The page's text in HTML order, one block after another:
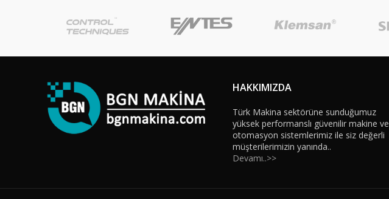
HAKKIMIZDA
Türk Makina sektörüne sunduğumuz
yüksek performanslı güvenilir makine ve
otomasyon sistemlerimiz ile siz değerli
müşterilerimizin yanında..
Devamı..>>